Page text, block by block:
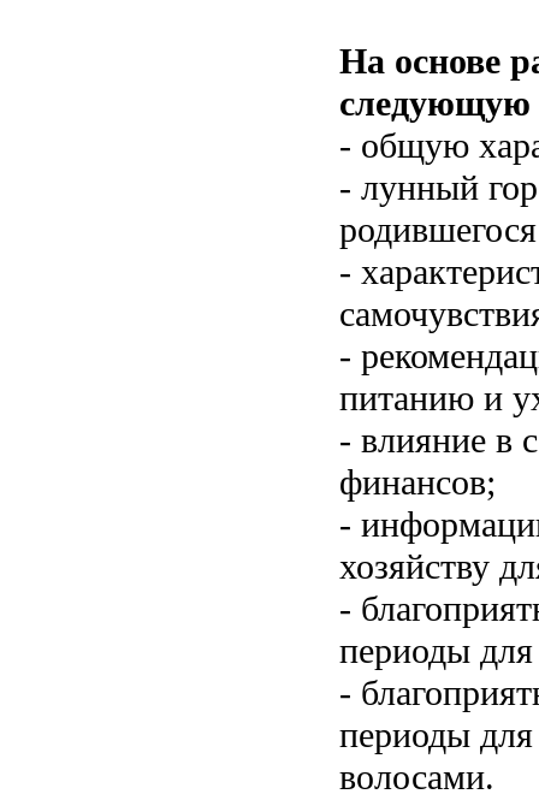
На основе
- общую
- лунный
-
-
питанию и
- влияние в
финансов;
-
хозяйству
-
периоды для
-
периоды
волосами.